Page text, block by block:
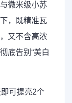
微米级小苏
，既精准瓦
又不含高浓
底告别“美白
可提亮2个